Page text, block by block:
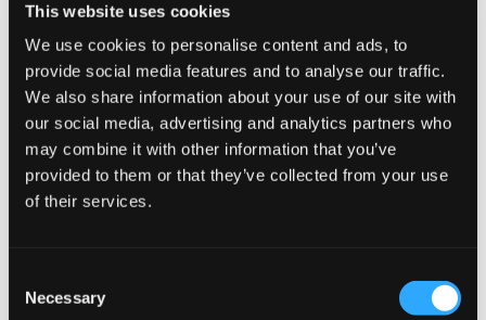
This website uses cookies
We use cookies to personalise content and ads, to
provide social media features and to analyse our traffic.
We also share information about your use of our site with
our social media, advertising and analytics partners who
may combine it with other information that you’ve
provided to them or that they’ve collected from your use
of their services.
Selection
Necessary
størrelse
Opplevd størrelse
Liten Riktig Stor
STØRRELSESTABELL
VELG EN STØRRELSE
Fri frakt over 999 kr
Retur- og bytterett i 60 dager